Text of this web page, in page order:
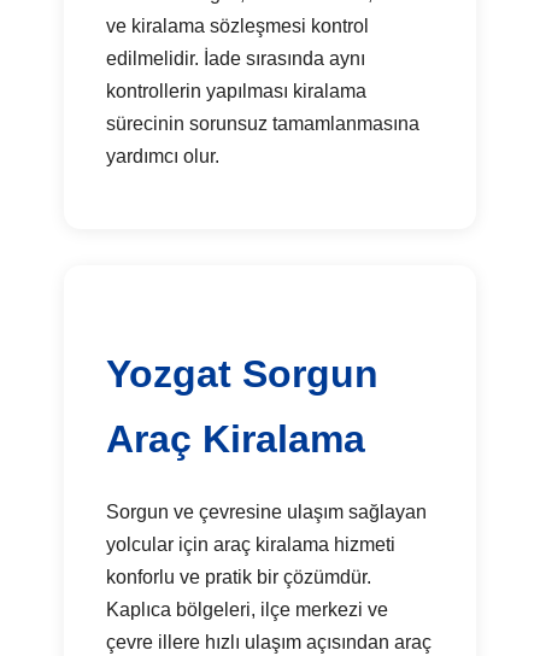
ve kiralama sözleşmesi kontrol
edilmelidir. İade sırasında aynı
kontrollerin yapılması kiralama
sürecinin sorunsuz tamamlanmasına
yardımcı olur.
Yozgat Sorgun
Araç Kiralama
Sorgun ve çevresine ulaşım sağlayan
yolcular için araç kiralama hizmeti
konforlu ve pratik bir çözümdür.
Kaplıca bölgeleri, ilçe merkezi ve
çevre illere hızlı ulaşım açısından araç